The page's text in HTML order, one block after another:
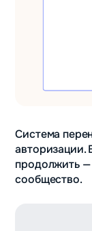
Система
авторизации.
продолжить
сообщество.